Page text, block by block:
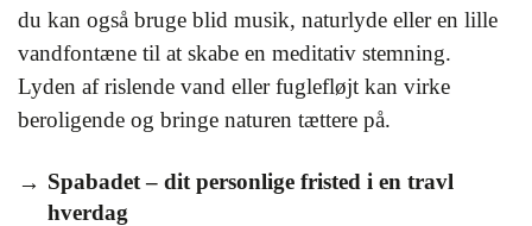
du kan også bruge blid musik, naturlyde eller en lille
vandfontæne til at skabe en meditativ stemning.
Lyden af rislende vand eller fuglefløjt kan virke
beroligende og bringe naturen tættere på.
Spabadet – dit personlige fristed i en travl
hverdag